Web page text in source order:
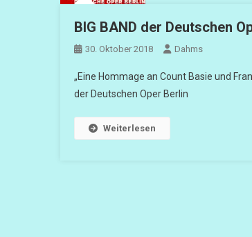
BIG BAND der Deutschen
30. Oktober 2018 Dahms
„Eine Hommage an Count Basie und
der Deutschen Oper Berlin
Weiterlesen